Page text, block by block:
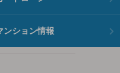
ンション情報